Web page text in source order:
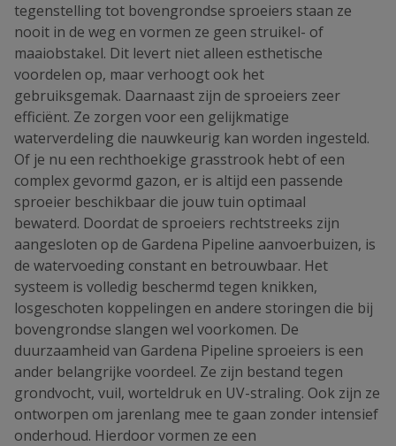
tegenstelling tot bovengrondse sproeiers staan ze
nooit in de weg en vormen ze geen struikel- of
maaiobstakel. Dit levert niet alleen esthetische
voordelen op, maar verhoogt ook het
gebruiksgemak. Daarnaast zijn de sproeiers zeer
efficiënt. Ze zorgen voor een gelijkmatige
waterverdeling die nauwkeurig kan worden ingesteld.
Of je nu een rechthoekige grasstrook hebt of een
complex gevormd gazon, er is altijd een passende
sproeier beschikbaar die jouw tuin optimaal
bewaterd. Doordat de sproeiers rechtstreeks zijn
aangesloten op de Gardena Pipeline aanvoerbuizen, is
de watervoeding constant en betrouwbaar. Het
systeem is volledig beschermd tegen knikken,
losgeschoten koppelingen en andere storingen die bij
bovengrondse slangen wel voorkomen. De
duurzaamheid van Gardena Pipeline sproeiers is een
ander belangrijke voordeel. Ze zijn bestand tegen
grondvocht, vuil, worteldruk en UV-straling. Ook zijn ze
ontworpen om jarenlang mee te gaan zonder intensief
onderhoud. Hierdoor vormen ze een